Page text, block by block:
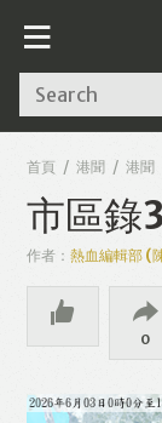
Search
首頁 港聞 港聞
市區錄
作者：熱血編輯部 (
0